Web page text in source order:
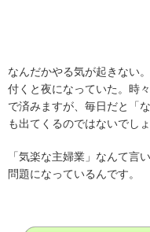
なんだかやる気が起きない
付くと夜になっていた。時
で済みますが、毎日だと「
も出てくるのではないでしょ
「気楽な主婦業」なんて言
問題になっているんです。